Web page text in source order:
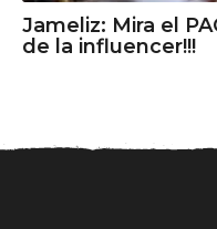
Jameliz: Mira el
de la influencer!!!